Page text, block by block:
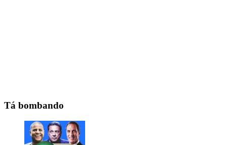
Tá bombando